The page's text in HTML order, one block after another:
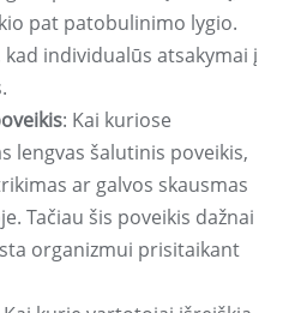
pat patobulinimo lygio.
individualūs atsakymai į
: Kai kuriose
lengvas šalutinis poveikis,
ar galvos skausmas
Tačiau šis poveikis dažnai
organizmui prisitaikant